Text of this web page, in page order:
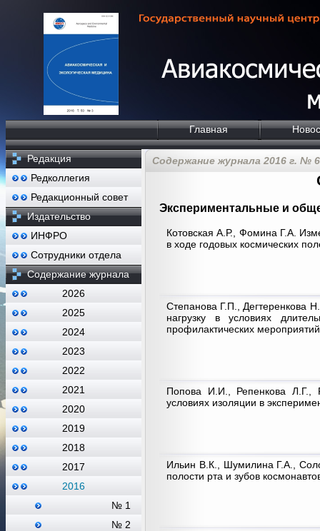
Главная
Редакция
Редколлегия
Редакционный совет
Издательство
ИНФРО
Сотрудники отдела
Содержание журнала
2026
2025
2024
2023
2022
2021
2020
2019
2018
2017
2016
№ 1
№ 2
Содержание журнала 2016 г. № 6
Экспериментальные и
Котовская А.Р., Фомина Г.А.
в ходе годовых космических
Степанова Г.П., Дегтеренкова
нагрузку в условиях
профилактических мероприятий
Попова И.И., Репенкова Л.Г.,
условиях изоляции в
Ильин В.К., Шумилина Г.А.,
полости рта и зубов